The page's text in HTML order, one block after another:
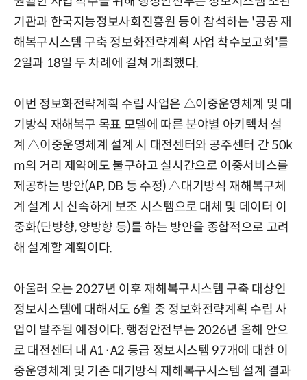
기관과 한국지능정보사회진흥원 등이 참석하는 '공공 재
해복구시스템 구축 정보화전략계획 사업 착수보고회'를
2일과 18일 두 차례에 걸쳐 개최했다.
이번 정보화전략계획 수립 사업은 △이중운영체계 및 대
기방식 재해복구 목표 모델에 따른 분야별 아키텍처 설
계 △이중운영체계 설계 시 대전센터와 공주센터 간 50k
m의 거리 제약에도 불구하고 실시간으로 이중서비스를
제공하는 방안(AP, DB 등 수정) △대기방식 재해복구체
계 설계 시 신속하게 보조 시스템으로 대체 및 데이터 이
중화(단방향, 양방향 등)를 하는 방안을 종합적으로 고려
해 설계할 계획이다.
아울러 오는 2027년 이후 재해복구시스템 구축 대상인
정보시스템에 대해서도 6월 중 정보화전략계획 수립 사
업이 발주될 예정이다. 행정안전부는 2026년 올해 안으
로 대전센터 내 A1·A2 등급 정보시스템 97개에 대한 이
중운영체계 및 기존 대기방식 재해복구시스템 설계 결과